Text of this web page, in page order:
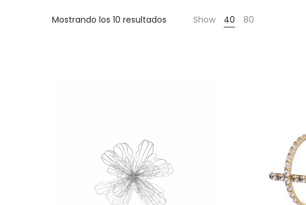
Mostrando los 10 resultados Show 40 80